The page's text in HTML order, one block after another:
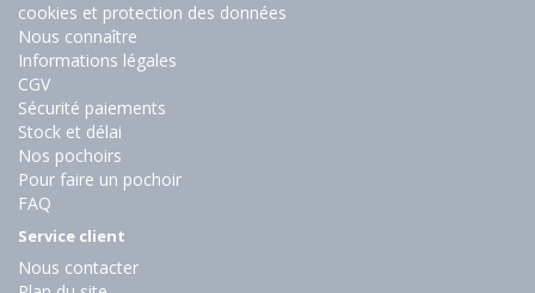
cookies et protection des données
Nous connaître
Informations légales
CGV
Sécurité paiements
Stock et délai
Nos pochoirs
Pour faire un pochoir
FAQ
Service client
Nous contacter